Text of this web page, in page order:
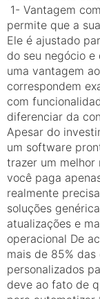
1- Vantagem
permite que a
Ele é ajustado
do seu negócio
uma vantagem
correspondem
com
diferenciar da
Apesar do
um software
trazer um melhor
você paga
realmente
soluções
atualizações e
operacional De
mais de 85%
personalizados
deve ao fato de